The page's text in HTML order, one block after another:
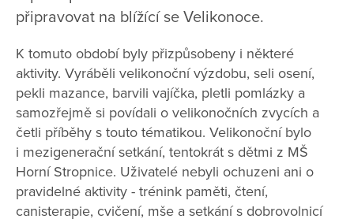
připravovat na blížící se Velikonoce.
K tomuto období byly přizpůsobeny i některé
aktivity. Vyráběli velikonoční výzdobu, seli osení,
pekli mazance, barvili vajíčka, pletli pomlázky a
samozřejmě si povídali o velikonočních zvycích a
četli příběhy s touto tématikou. Velikonoční bylo
i mezigenerační setkání, tentokrát s dětmi z MŠ
Horní Stropnice. Uživatelé nebyli ochuzeni ani o
pravidelné aktivity - trénink paměti, čtení,
canisterapie, cvičení, mše a setkání s dobrovolnicí